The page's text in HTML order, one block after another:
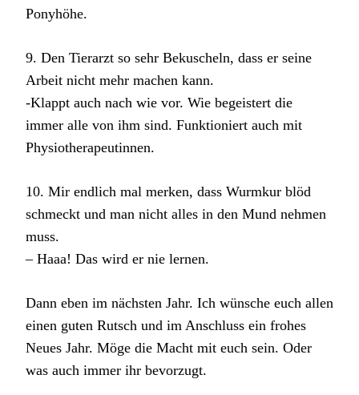
Ponyhöhe.
9. Den Tierarzt so sehr Bekuscheln, dass er seine
Arbeit nicht mehr machen kann.
-Klappt auch nach wie vor. Wie begeistert die
immer alle von ihm sind. Funktioniert auch mit
Physiotherapeutinnen.
10. Mir endlich mal merken, dass Wurmkur blöd
schmeckt und man nicht alles in den Mund nehmen
muss.
– Haaa! Das wird er nie lernen.
Dann eben im nächsten Jahr. Ich wünsche euch allen
einen guten Rutsch und im Anschluss ein frohes
Neues Jahr. Möge die Macht mit euch sein. Oder
was auch immer ihr bevorzugt.